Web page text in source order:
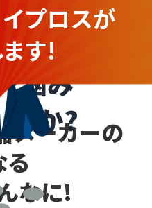
メーカーの
ま
悩み
んか?
く不安･･･
プロスが
す!
メーカーの
る
なに!